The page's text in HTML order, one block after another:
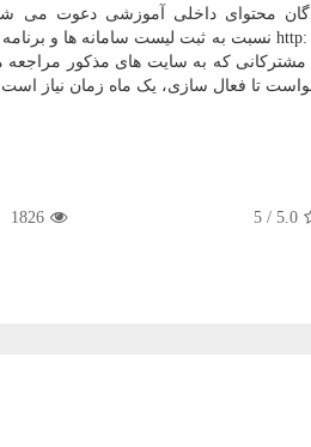
محتوای داخلی آموزشی دعوت می
مشترکانی که به سایت های مذکور مراجعه
تا فعال سازی، یک ماه زمان نیاز
5.0
/
5
1826